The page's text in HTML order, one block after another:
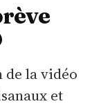
de la vidéo
et